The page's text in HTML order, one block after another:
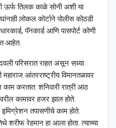
ऊर्फ तिलक काळे सोनी अशी या
लोकल कोर्टाने पोलीस कोठडी
पॅनकार्ड आणि पासपोर्ट कोणी
आहेत.
परिसरात राहत असून सध्या
आंतरराष्ट्रीय विमानतळावर
करतात. शनिवारी रात्री आठ
कामावर हजर झाल होते.
इमिग्रेशन तपासणीचे काम होते.
शरीफ रेहमान हा आला होता. त्याच्या